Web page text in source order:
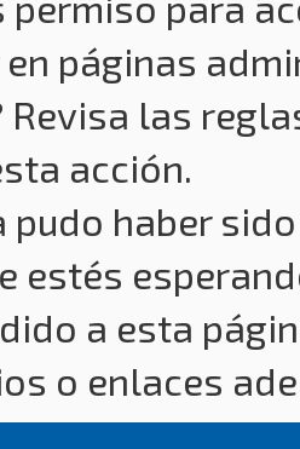
páginas
Revisa las
acción.
pudo haber
estés
a esta
o enlaces